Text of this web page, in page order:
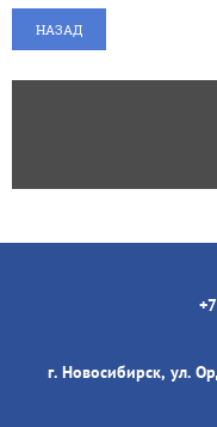
НАЗАД
г. Новосибирск, ул.